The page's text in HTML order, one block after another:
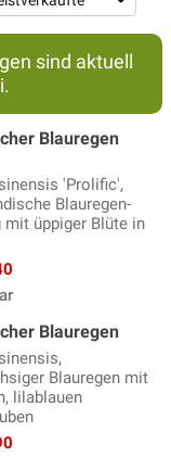
sind aktuell
Blauregen
'Prolific',
Blauregen-
mit üppiger Blüte in
Blauregen
Blauregen mit
lilablauen